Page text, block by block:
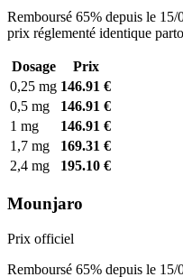
Remboursé 65% depuis le 15/
prix réglementé identique
Dosage
Prix
0,25 mg 146.91 €
0,5 mg
146.91 €
1 mg
146.91 €
1,7 mg
169.31 €
2,4 mg
195.10 €
Mounjaro
Prix officiel
Remboursé 65% depuis le 15/